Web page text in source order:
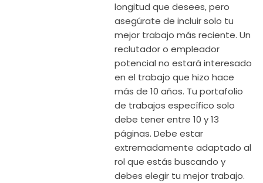
longitud que desees, pero
asegúrate de incluir solo tu
mejor trabajo más reciente. Un
reclutador o empleador
potencial no estará interesado
en el trabajo que hizo hace
más de 10 años. Tu portafolio
de trabajos específico solo
debe tener entre 10 y 13
páginas. Debe estar
extremadamente adaptado al
rol que estás buscando y
debes elegir tu mejor trabajo.